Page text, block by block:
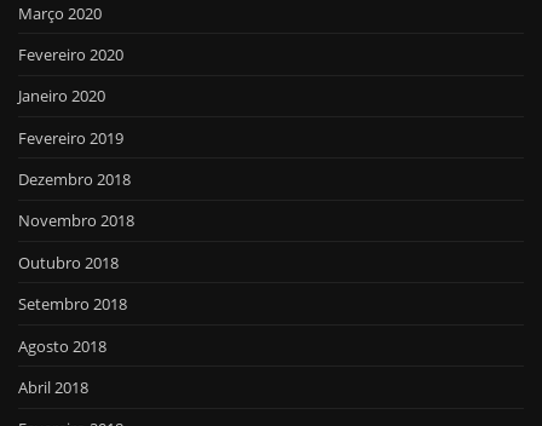
Março 2020
Fevereiro 2020
Janeiro 2020
Fevereiro 2019
Dezembro 2018
Novembro 2018
Outubro 2018
Setembro 2018
Agosto 2018
Abril 2018